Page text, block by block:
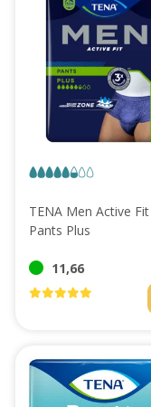
TENA Men Active Fit
Pants Plus
11,66